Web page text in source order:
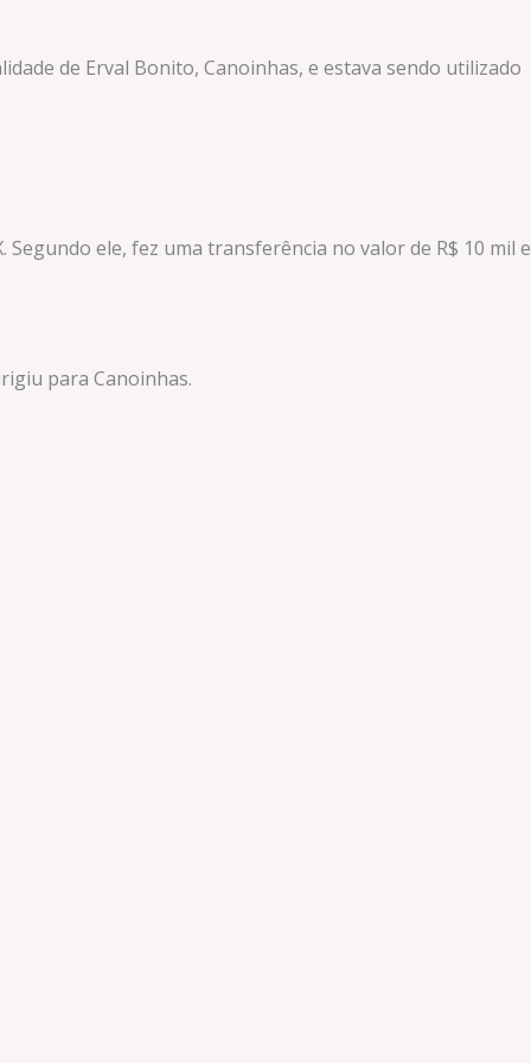
de Erval Bonito, Canoinhas, e estava sendo utilizado
ele, fez uma transferência no valor de R$ 10 mil e
para Canoinhas.